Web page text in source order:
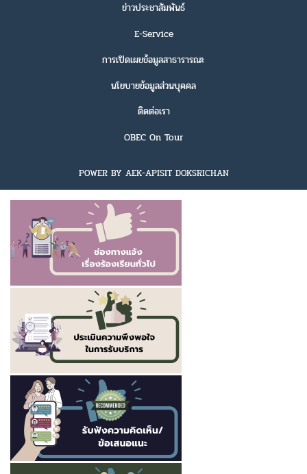
ข่าวประชาสัมพันธ์
E-Service
การเปิดเผยข้อมูลสาธารารณะ
นโยบายข้อมูลส่วนบุคคล
ติดต่อเรา
OBEC On Tour
POWER BY AEK-APISIT DOKSRICHAN